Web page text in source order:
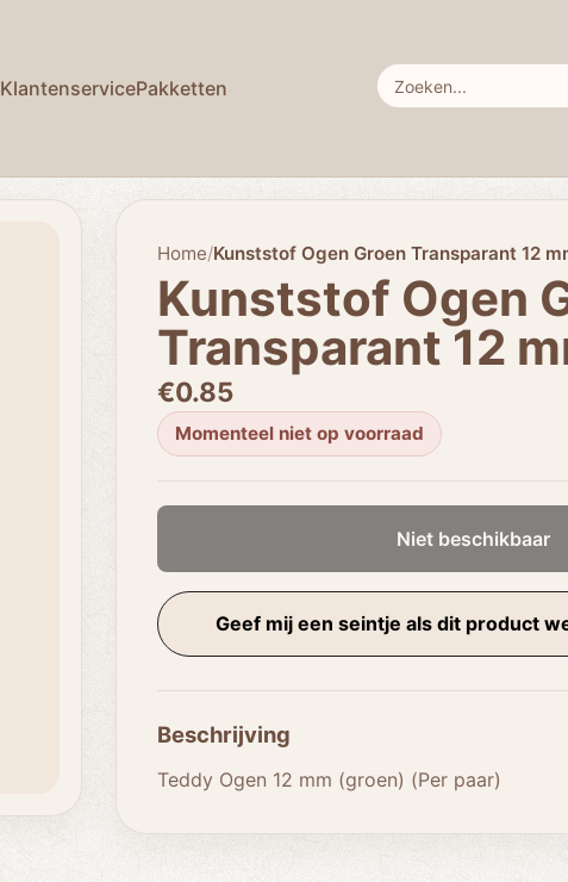
KlantenservicePakketten
Home/Kunststof Ogen Groen Transparant 12
Kunststof Ogen
Transparant 12
€0.85
Momenteel niet op voorraad
Niet beschikbaar
Geef mij een seintje als dit product
Beschrijving
Teddy Ogen 12 mm (groen) (Per paar)